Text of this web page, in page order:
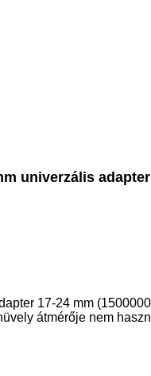
univerzális
17-24 mm
átmérője nem